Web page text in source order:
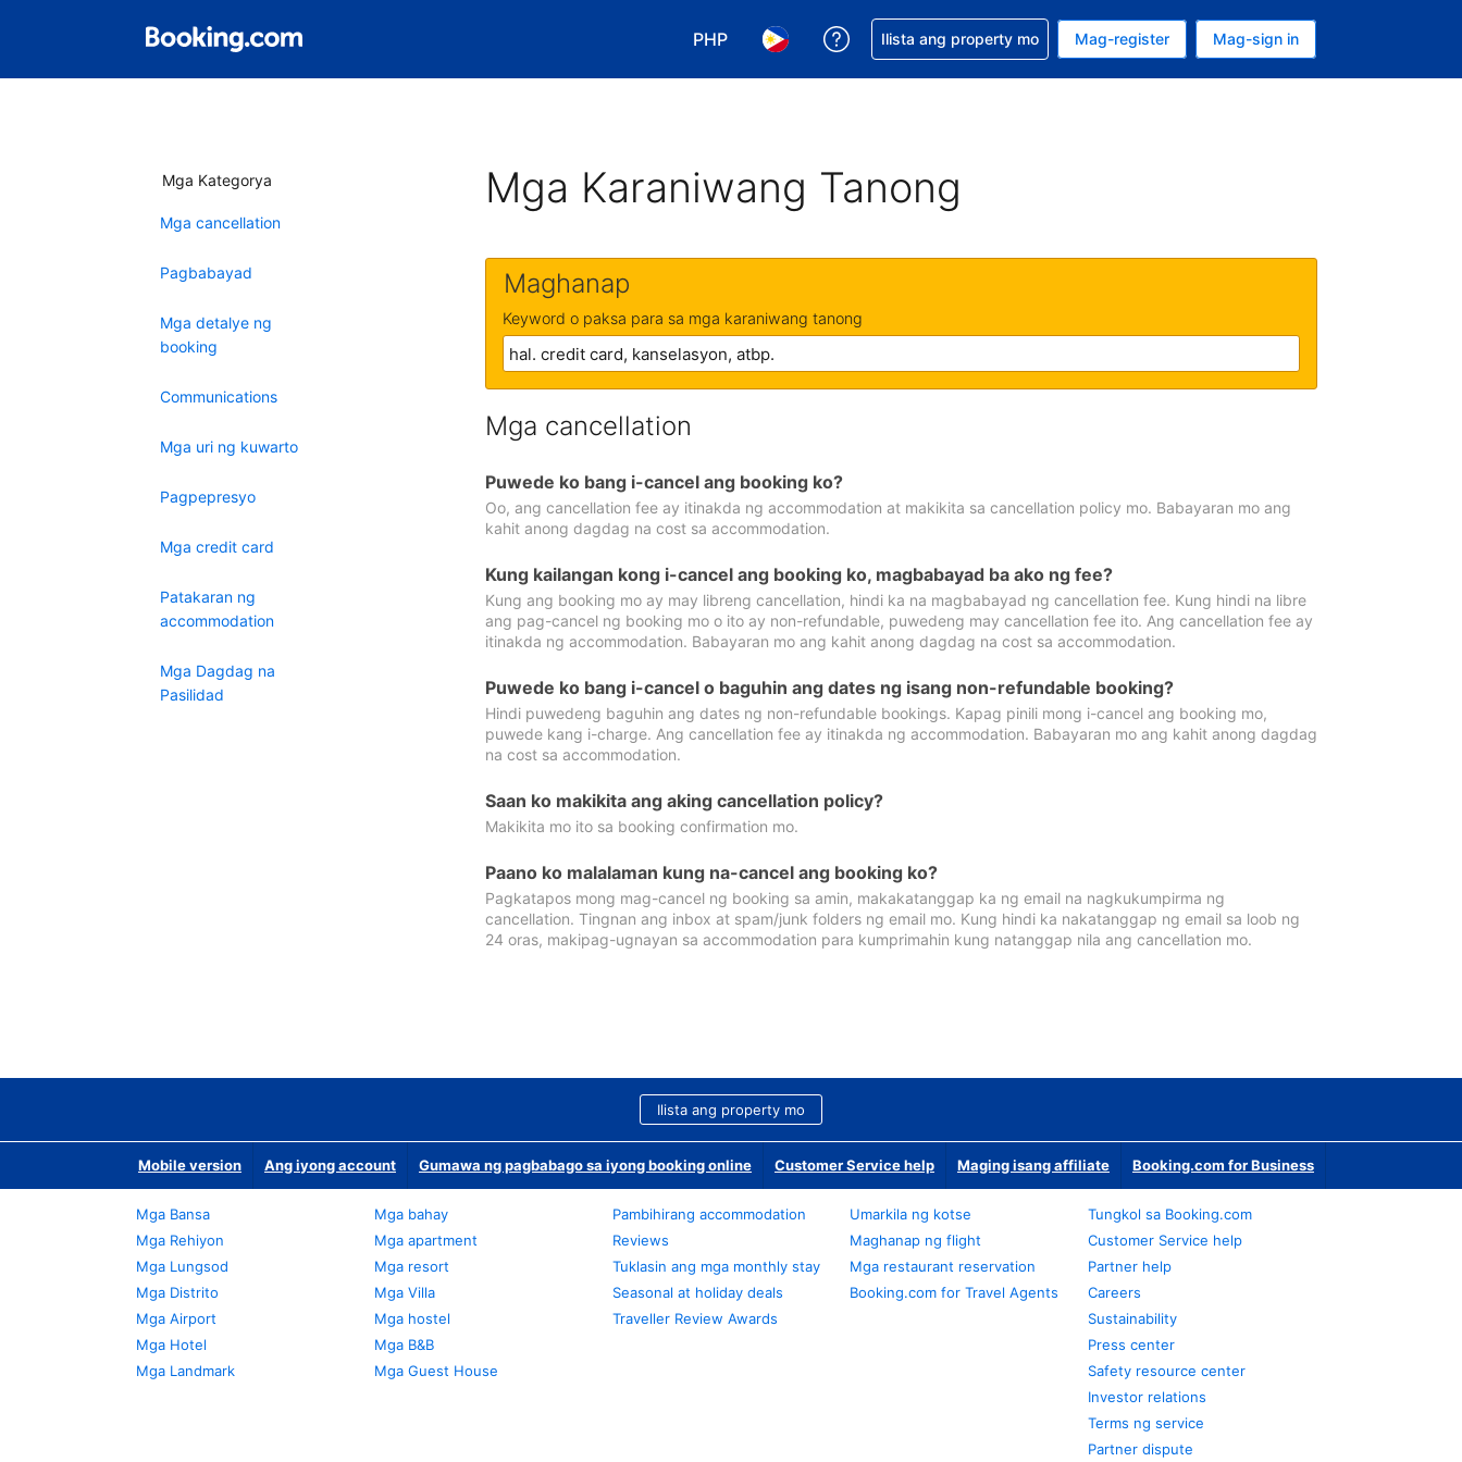
PHP
Pumili ng currency mo. PHP ang currency mo ngayon
Pumili ng wika mo. Filipino ang wika mo ngayon
Makakuha ng tulong sa reservation mo
Ilista ang property mo Mag-register Mag-sign in
Mga Kategorya
Mga cancellation
Pagbabayad
Mga detalye ng
booking
Communications
Mga uri ng kuwarto
Pagpepresyo
Mga credit card
Patakaran ng
accommodation
Mga Dagdag na
Pasilidad
Mga Karaniwang Tanong
Maghanap
Keyword o paksa para sa mga karaniwang tanong
Mga cancellation
Puwede ko bang i-cancel ang booking ko?
Oo, ang cancellation fee ay itinakda ng accommodation at makikita sa cancellation policy mo. Babayaran mo ang
kahit anong dagdag na cost sa accommodation.
Kung kailangan kong i-cancel ang booking ko, magbabayad ba ako ng fee?
Kung ang booking mo ay may libreng cancellation, hindi ka na magbabayad ng cancellation fee. Kung hindi na libre
ang pag-cancel ng booking mo o ito ay non-refundable, puwedeng may cancellation fee ito. Ang cancellation fee ay
itinakda ng accommodation. Babayaran mo ang kahit anong dagdag na cost sa accommodation.
Puwede ko bang i-cancel o baguhin ang dates ng isang non-refundable booking?
Hindi puwedeng baguhin ang dates ng non-refundable bookings. Kapag pinili mong i-cancel ang booking mo,
puwede kang i-charge. Ang cancellation fee ay itinakda ng accommodation. Babayaran mo ang kahit anong dagdag
na cost sa accommodation.
Saan ko makikita ang aking cancellation policy?
Makikita mo ito sa booking confirmation mo.
Paano ko malalaman kung na-cancel ang booking ko?
Pagkatapos mong mag-cancel ng booking sa amin, makakatanggap ka ng email na nagkukumpirma ng
cancellation. Tingnan ang inbox at spam/junk folders ng email mo. Kung hindi ka nakatanggap ng email sa loob ng
24 oras, makipag-ugnayan sa accommodation para kumprimahin kung natanggap nila ang cancellation mo.
Ilista ang property mo
Mobile version Ang iyong account Gumawa ng pagbabago sa iyong booking online Customer Service help Maging isang affiliate Booking.com for Business
Mga Bansa
Mga Rehiyon
Mga Lungsod
Mga Distrito
Mga Airport
Mga Hotel
Mga Landmark
Mga bahay
Mga apartment
Mga resort
Mga Villa
Mga hostel
Mga B&B
Mga Guest House
Pambihirang accommodation
Reviews
Tuklasin ang mga monthly stay
Seasonal at holiday deals
Traveller Review Awards
Umarkila ng kotse
Maghanap ng flight
Mga restaurant reservation
Booking.com for Travel Agents
Tungkol sa Booking.com
Customer Service help
Partner help
Careers
Sustainability
Press center
Safety resource center
Investor relations
Terms ng service
Partner dispute